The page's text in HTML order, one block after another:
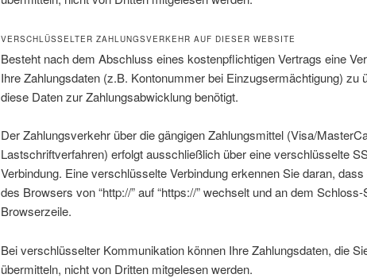
VERSCHLÜSSELTER ZAHLUNGSVERKEHR AUF DIESER WEBSITE
Besteht nach dem Abschluss eines kostenpflichtigen Vertrags eine
Ihre Zahlungsdaten (z.B. Kontonummer bei Einzugsermächtigung) zu
diese Daten zur Zahlungsabwicklung benötigt.
Der Zahlungsverkehr über die gängigen Zahlungsmittel (Visa/
Lastschriftverfahren) erfolgt ausschließlich über eine verschlüsselte
Verbindung. Eine verschlüsselte Verbindung erkennen Sie daran,
des Browsers von “http://” auf “https://” wechselt und an dem
Browserzeile.
Bei verschlüsselter Kommunikation können Ihre Zahlungsdaten, die
übermitteln, nicht von Dritten mitgelesen werden.